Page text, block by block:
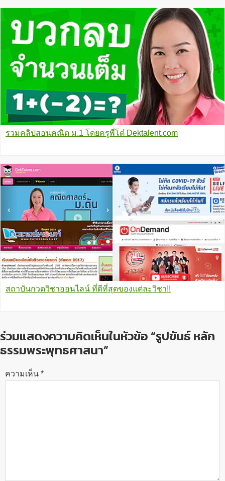
รวมคลิปสอนคณิต ม.1 โดยครูพี่โต๋ Dektalent.com
สถาบันกวดวิชาออนไลน์ ที่ดีที่สุดของแต่ละวิชา!!
ร่วมแสดงความคิดเห็นในหัวข้อ “รูปขันธ์ หลัก
ธรรมพระพุทธศาสนา”
ความเห็น *